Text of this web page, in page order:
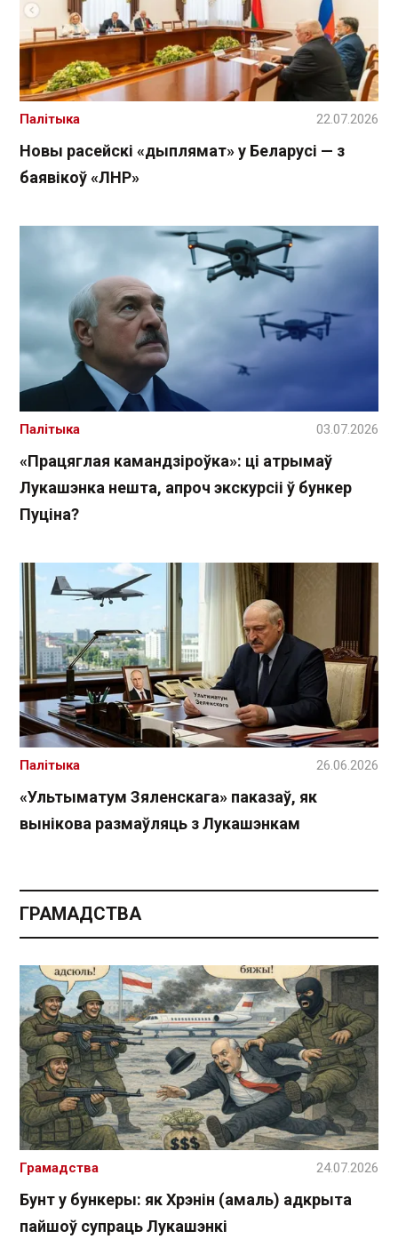
Новы расейскі «дыплямат» у Беларусі — з
баявікоў «ЛНР»
Палітыка 22.07.2026
«Працяглая камандзіроўка»: ці атрымаў
Лукашэнка нешта, апроч экскурсіі ў бункер
Пуціна?
Палітыка 03.07.2026
«Ультыматум Зяленскага» паказаў, як
вынікова размаўляць з Лукашэнкам
Палітыка 26.06.2026
ГРАМАДСТВА
Бунт у бункеры: як Хрэнін (амаль) адкрыта
пайшоў супраць Лукашэнкі
Грамадства 24.07.2026